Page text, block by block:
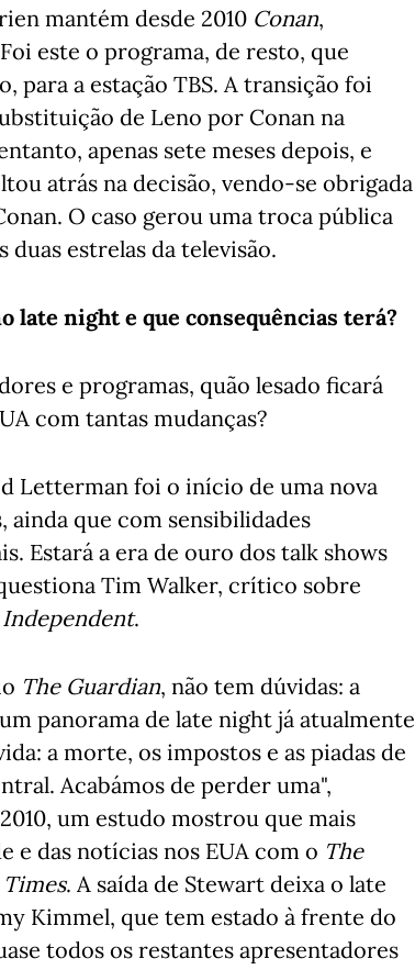
mantém desde 2010 Conan,
este o programa, de resto, que
para a estação TBS. A transição foi
de Leno por Conan na
apenas sete meses depois, e
atrás na decisão, vendo-se obrigada
O caso gerou uma troca pública
estrelas da televisão.
late night e que consequências terá?
e programas, quão lesado ficará
com tantas mudanças?
Letterman foi o início de uma nova
que com sensibilidades
Estará a era de ouro dos talk shows
Tim Walker, crítico sobre
Independent.
The Guardian, não tem dúvidas: a
panorama de late night já atualmente
a morte, os impostos e as piadas de
Acabámos de perder uma",
um estudo mostrou que mais
e das notícias nos EUA com o The
. A saída de Stewart deixa o late
Kimmel, que tem estado à frente do
todos os restantes apresentadores